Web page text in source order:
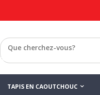
Retour
TAPIS EN CAOUTCHOUC